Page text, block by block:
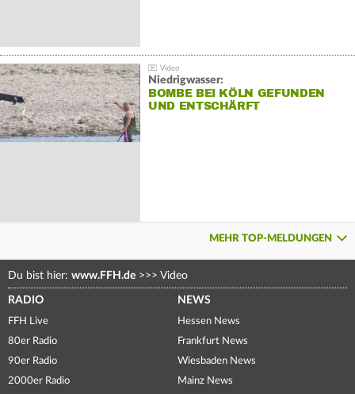
Niedrigwasser:
BOMBE BEI KÖLN GEFUNDEN
UND ENTSCHÄRFT
MEHR TOP-MELDUNGEN
Du bist hier: www.FFH.de >>> Video
RADIO
FFH Live
80er Radio
90er Radio
2000er Radio
NEWS
Hessen News
Frankfurt News
Wiesbaden News
Mainz News